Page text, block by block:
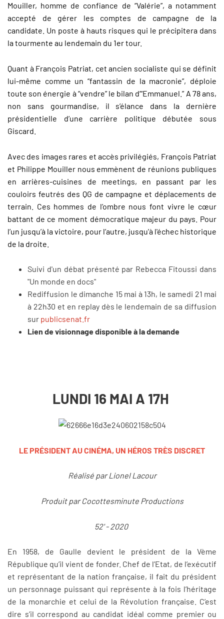
Mouiller, homme de confiance de “Valérie”, a notamment
accepté de gérer les comptes de campagne de la
candidate. Un poste à hauts risques qui le précipitera dans
la tourmente au lendemain du 1er tour.
Quant à François Patriat, cet ancien socialiste qui se définit
lui-même comme un “fantassin de la macronie”, déploie
toute son énergie à “vendre” le bilan d’“Emmanuel.” A 78 ans,
non sans gourmandise, il s’élance dans la dernière
présidentielle d’une carrière politique débutée sous
Giscard.
Avec des images rares et accès privilégiés, François Patriat
et Philippe Mouiller nous emmènent de réunions publiques
en arrières-cuisines de meetings, en passant par les
couloirs feutrés des QG de campagne et déplacements de
terrain. Ces hommes de l’ombre nous font vivre le cœur
battant de ce moment démocratique majeur du pays. Pour
l’un jusqu’à la victoire, pour l’autre, jusqu'à l'échec historique
de la droite.
Suivi d'un débat présenté par Rebecca Fitoussi dans
"Un monde en docs"
Rediffusion le dimanche 15 mai à 13h, le samedi 21 mai
à 22h30 et en replay dès le lendemain de sa diffusion
sur publicsenat.fr
Lien de visionnage disponible à la demande
LUNDI 16 MAI A 17H
LE PRÉSIDENT AU CINÉMA, UN HÉROS TRÈS DISCRET
Réalisé par Lionel Lacour
Produit par Cocottesminute Productions
52' - 2020
En 1958, de Gaulle devient le président de la Vème
République qu’il vient de fonder. Chef de l’Etat, de l’exécutif
et représentant de la nation française, il fait du président
un personnage puissant qui représente à la fois l’héritage
de la monarchie et celui de la Révolution française. C’est
dire s’il correspond au candidat idéal comme premier ou